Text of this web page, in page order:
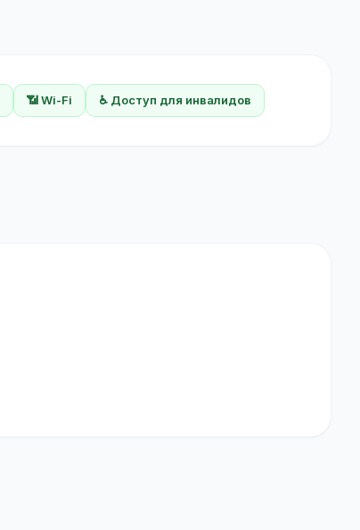
📶 Wi-Fi ♿ Доступ для инвалидов